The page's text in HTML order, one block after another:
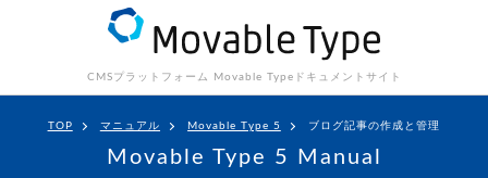
CMSプラットフォーム Movable Type ドキュメントサイト
TOP マニュアル Movable Type 5 ブログ記事の作成と管理
Movable Type 5 Manual